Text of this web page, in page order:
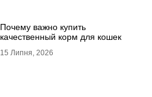
Почему важно купить
качественный корм для кошек
15 Липня, 2026